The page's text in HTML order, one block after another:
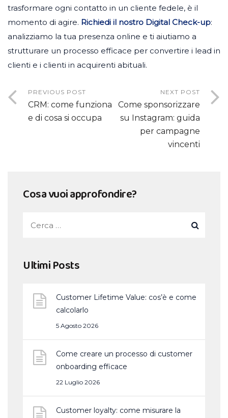
trasformare ogni contatto in un cliente fedele, è il
momento di agire. Richiedi il nostro Digital Check-up:
analizziamo la tua presenza online e ti aiutiamo a
strutturare un processo efficace per convertire i lead in
clienti e i clienti in acquirenti abituali.
PREVIOUS POST
CRM: come funziona
e di cosa si occupa
NEXT POST
Come sponsorizzare
su Instagram: guida
per campagne
vincenti
Cosa vuoi approfondire?
Ultimi Posts
Customer Lifetime Value: cos’è e come
calcolarlo
5 Agosto 2026
Come creare un processo di customer
onboarding efficace
22 Luglio 2026
Customer loyalty: come misurare la